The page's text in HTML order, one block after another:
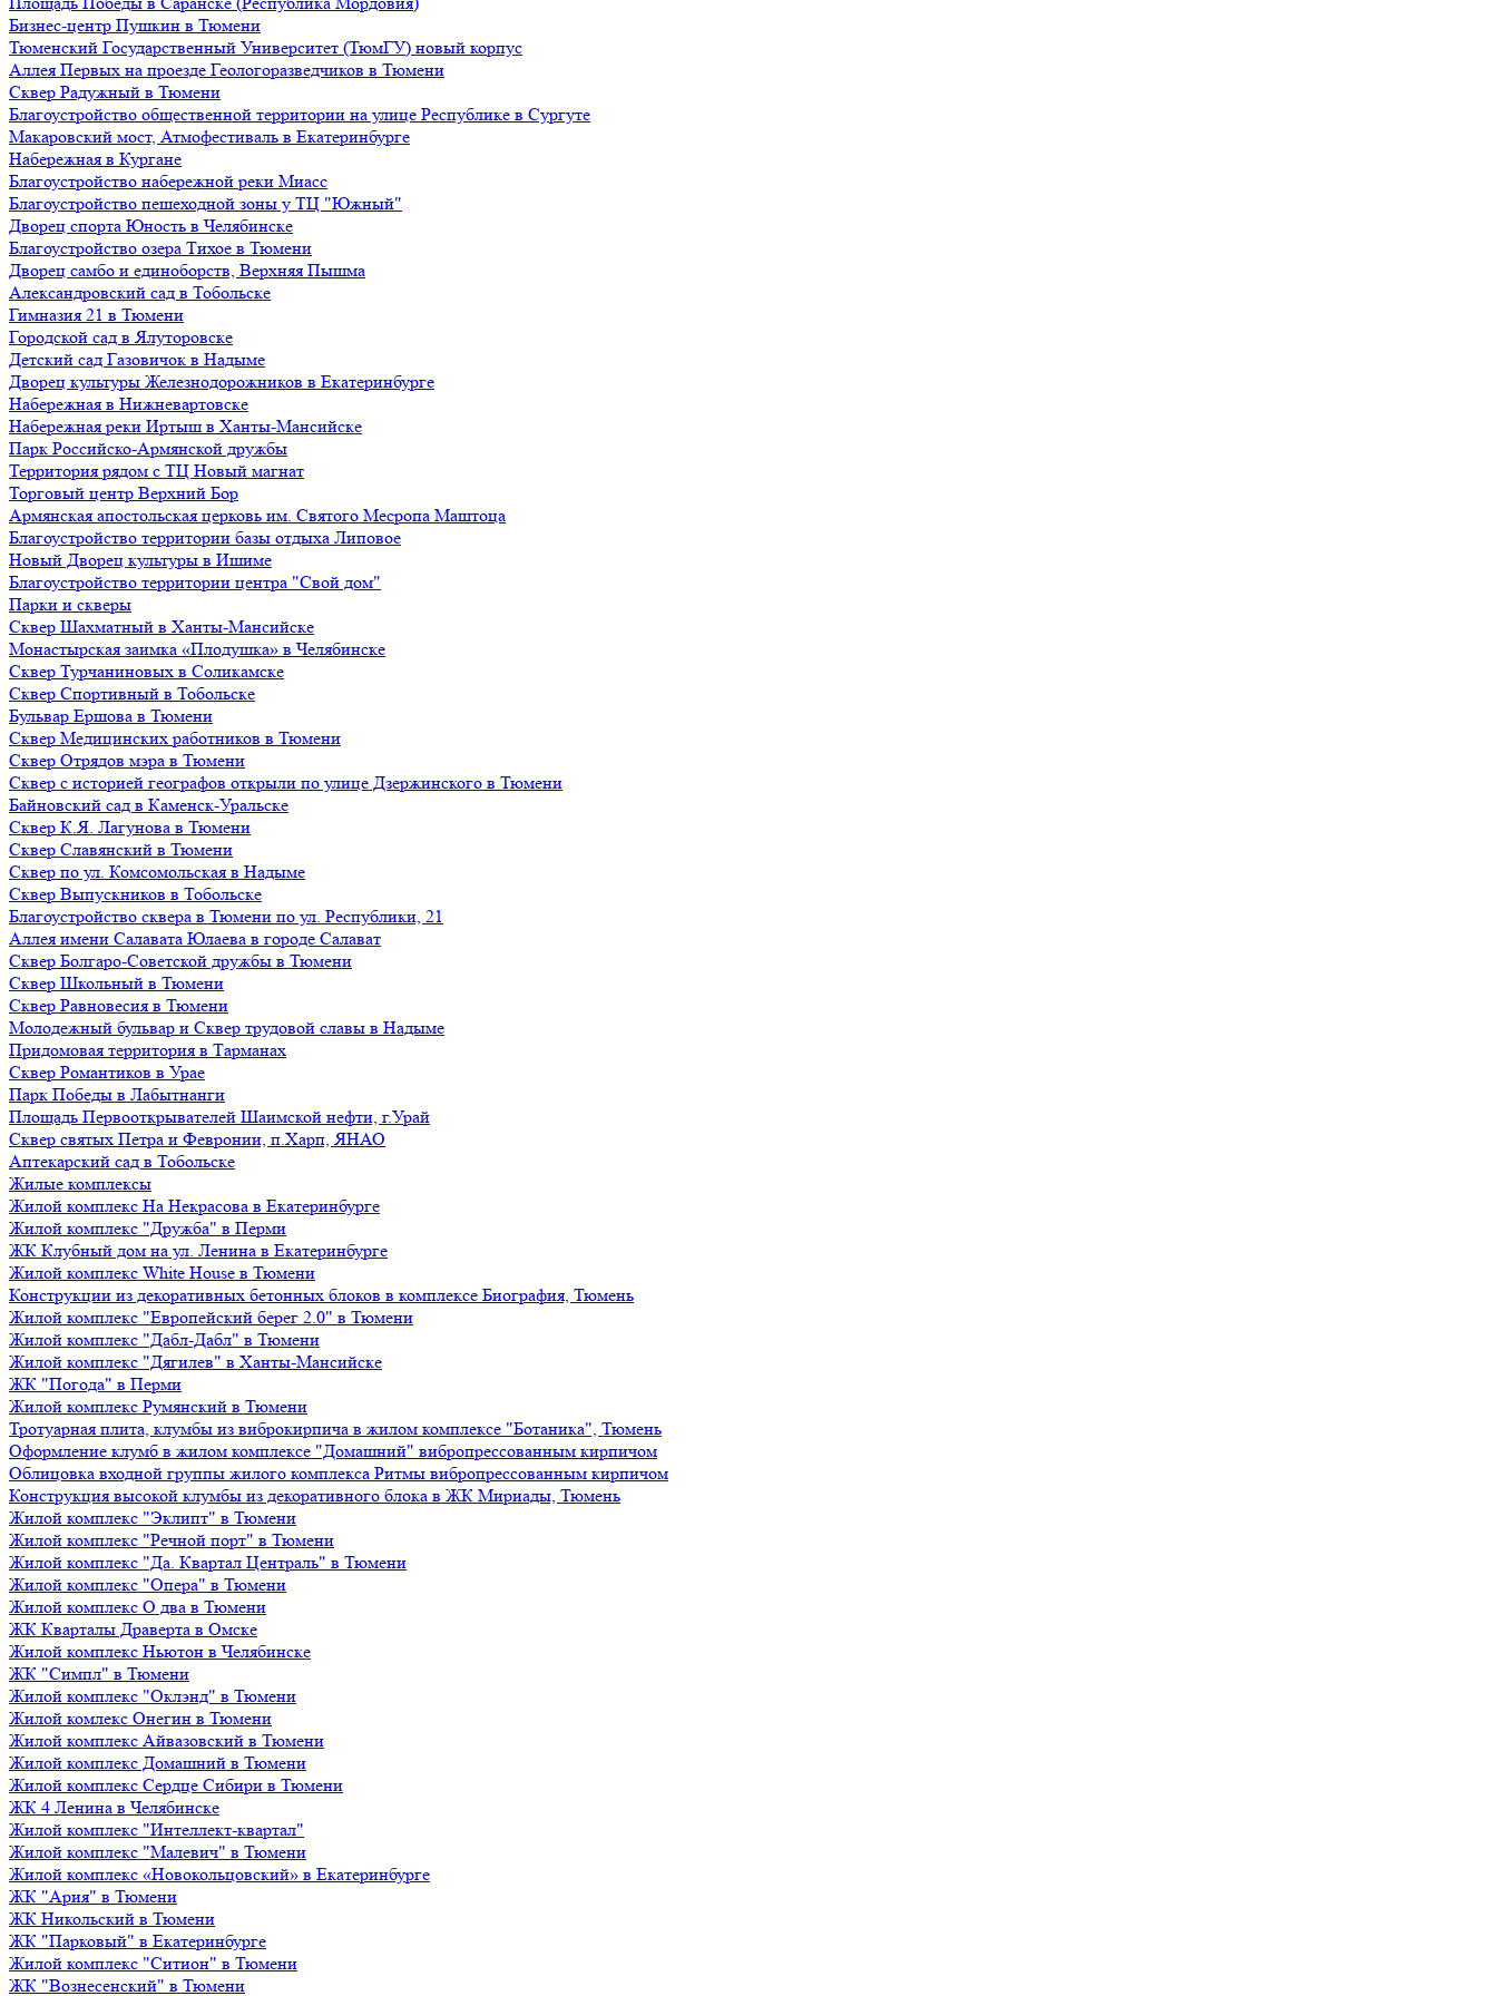
Бизнес-центр Пушкин в Тюмени
Тюменский Государственный Университет (ТюмГУ) новый корпус
Аллея Первых на проезде Геологоразведчиков в Тюмени
Сквер Радужный в Тюмени
Благоустройство общественной территории на улице Республике в Сургуте
Макаровский мост, Атмофестиваль в Екатеринбурге
Набережная в Кургане
Благоустройство набережной реки Миасс
Благоустройство пешеходной зоны у ТЦ "Южный"
Дворец спорта Юность в Челябинске
Благоустройство озера Тихое в Тюмени
Дворец самбо и единоборств, Верхняя Пышма
Александровский сад в Тобольске
Гимназия 21 в Тюмени
Городской сад в Ялуторовске
Детский сад Газовичок в Надыме
Дворец культуры Железнодорожников в Екатеринбурге
Набережная в Нижневартовске
Набережная реки Иртыш в Ханты-Мансийске
Парк Российско-Армянской дружбы
Территория рядом с ТЦ Новый магнат
Торговый центр Верхний Бор
Армянская апостольская церковь им. Святого Месропа Маштоца
Благоустройство территории базы отдыха Липовое
Нoвый Двoрeц культуры в Ишимe
Благоустройство территории центра "Свой дом"
Парки и скверы
Сквер Шахматный в Ханты-Мансийске
Монастырская заимка «Плодушка» в Челябинске
Сквер Турчаниновых в Соликамске
Сквер Спортивный в Тобольске
Бульвар Ершова в Тюмени
Сквер Медицинских работников в Тюмени
Сквер Отрядов мэра в Тюмени
Сквер с историей географов открыли по улице Дзержинского в Тюмени
Байновский сад в Каменск-Уральске
Сквер К.Я. Лагунова в Тюмени
Сквер Славянский в Тюмени
Сквер по ул. Комсомольская в Надыме
Сквер Выпускников в Тобольске
Благоустройство сквера в Тюмени по ул. Республики, 21
Аллея имени Салавата Юлаева в городе Салават
Сквер Болгаро-Советской дружбы в Тюмени
Сквер Школьный в Тюмени
Сквер Равновесия в Тюмени
Молодежный бульвар и Сквер трудовой славы в Надыме
Придомовая территория в Тарманах
Сквер Романтиков в Урае
Парк Победы в Лабытнанги
Площадь Первооткрывателей Шаимской нефти, г.Урай
Сквер святых Петра и Февронии, п.Харп, ЯНАО
Аптекарский сад в Тобольске
Жилые комплексы
Жилой комплекс На Некрасова в Екатеринбурге
Жилой комплекс "Дружба" в Перми
ЖК Клубный дом на ул. Ленина в Екатеринбурге
Жилой комплекс White House в Тюмени
Конструкции из декоративных бетонных блоков в комплексе Биография, Тюмень
Жилой комплекс "Европейский берег 2.0" в Тюмени
Жилой комплекс "Дабл-Дабл" в Тюмени
Жилой комплекс "Дягилев" в Ханты-Мансийске
ЖК "Погода" в Перми
Жилой комплекс Румянский в Тюмени
Тротуарная плита, клумбы из виброкирпича в жилом комплексе "Ботаника", Тюмень
Оформление клумб в жилом комплексе "Домашний" вибропрессованным кирпичом
Облицовка входной группы жилого комплекса Ритмы вибропрессованным кирпичом
Конструкция высокой клумбы из декоративного блока в ЖК Мириады, Тюмень
Жилой комплекс "Эклипт" в Тюмени
Жилой комплекс "Речной порт" в Тюмени
Жилой комплекс "Да. Квартал Централь" в Тюмени
Жилой комплекс "Опера" в Тюмени
Жилой комплекс О два в Тюмени
ЖК Кварталы Драверта в Омске
Жилой комплекс Ньютон в Челябинске
ЖК "Симпл" в Тюмени
Жилой комплекс "Оклэнд" в Тюмени
Жилой комлекс Онегин в Тюмени
Жилой комплекс Айвазовский в Тюмени
Жилой комплекс Домашний в Тюмени
Жилой комплекс Сердце Сибири в Тюмени
ЖК 4 Ленина в Челябинске
Жилой комплекс "Интеллект-квартал"
Жилой комплекс "Малевич" в Тюмени
Жилой комплекс «Новокольцовский» в Екатеринбурге
ЖК "Ария" в Тюмени
ЖК Никольский в Тюмени
ЖК "Парковый" в Екатеринбурге
Жилой комплекс "Ситион" в Тюмени
ЖК "Вознесенский" в Тюмени